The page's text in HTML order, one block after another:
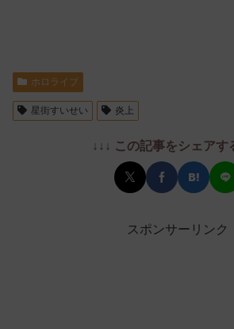
ホロライブ
星街すいせい 炎上
↓↓↓ この記事をシェアす
スポンサーリンク